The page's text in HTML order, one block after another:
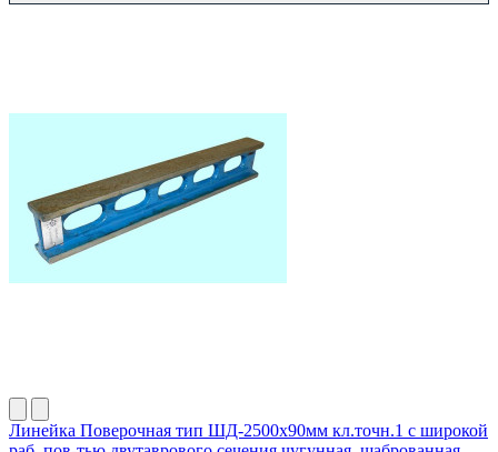
Линейка Поверочная тип ШД-2500х90мм кл.точн.1 с широкой